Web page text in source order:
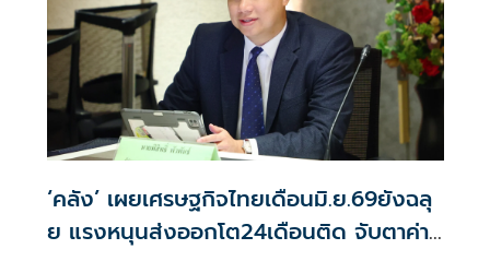
‘คลัง’ เผยเศรษฐกิจไทยเดือนมิ.ย.69ยังฉลุ
ย แรงหนุนส่งออกโต24เดือนติด จับตาค่า